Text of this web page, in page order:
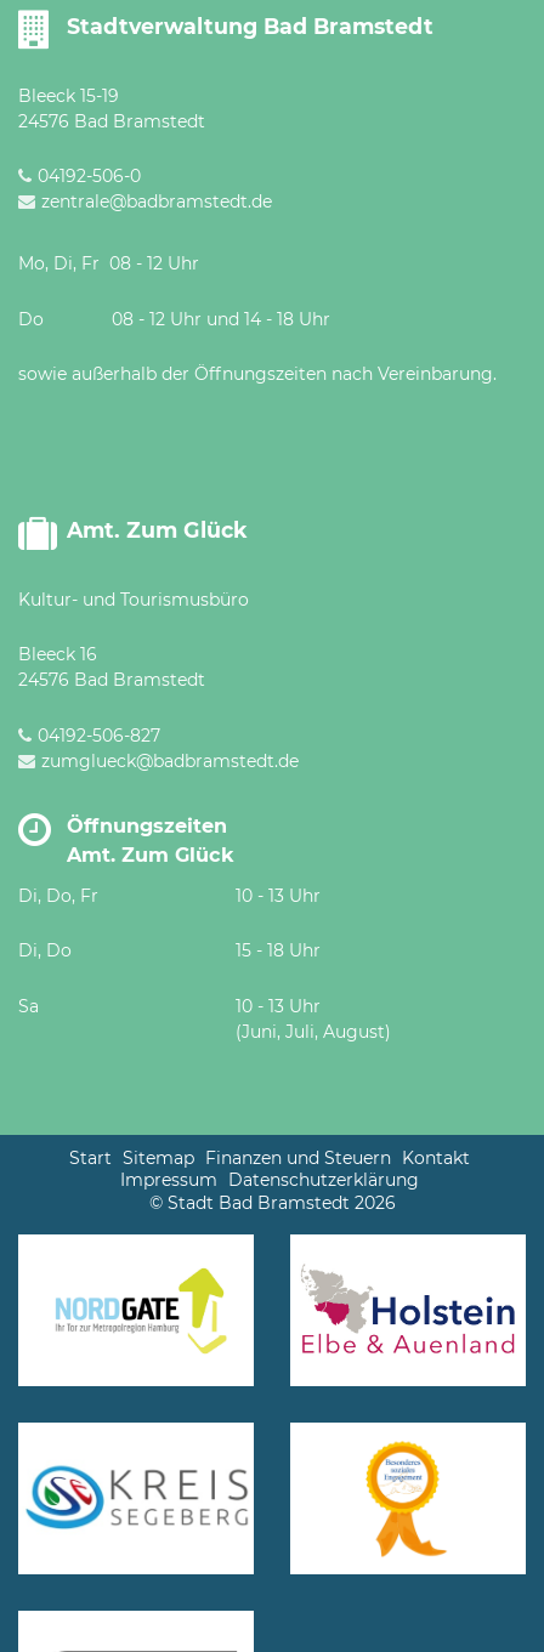
Stadtverwaltung Bad Bramstedt
Bleeck 15-19
24576 Bad Bramstedt
04192-506-0
zentrale@badbramstedt.de
Mo, Di, Fr 08 - 12 Uhr
Do 08 - 12 Uhr und 14 - 18 Uhr
sowie außerhalb der Öffnungszeiten nach Vereinbarung.
Amt. Zum Glück
Kultur- und Tourismusbüro
Bleeck 16
24576 Bad Bramstedt
04192-506-827
zumglueck@badbramstedt.de
Öffnungszeiten
Amt. Zum Glück
Di, Do, Fr 10 - 13 Uhr
Di, Do 15 - 18 Uhr
Sa
10 - 13 Uhr
(Juni, Juli, August)
Start Sitemap Finanzen und Steuern Kontakt
Impressum
Datenschutzerklärung
© Stadt Bad Bramstedt 2026